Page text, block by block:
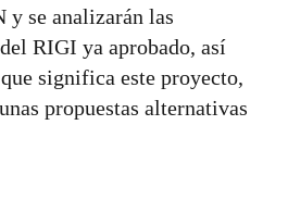
y se analizarán las
RIGI ya aprobado, así
significa este proyecto,
propuestas alternativas